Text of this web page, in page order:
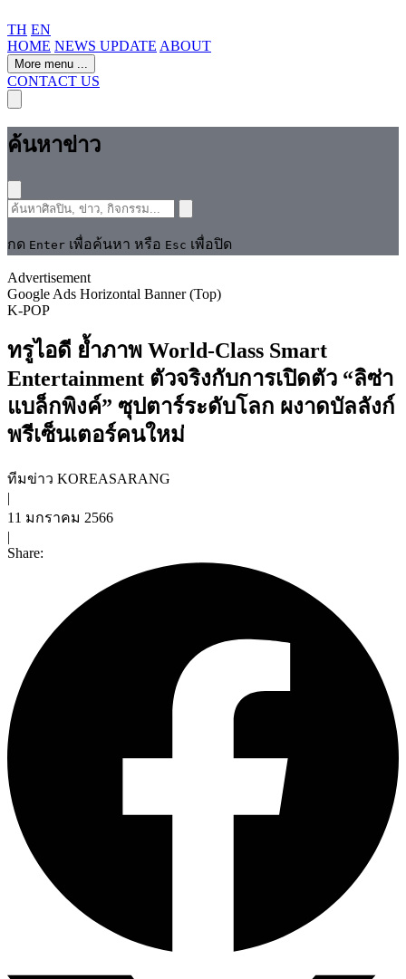
TH EN
HOME NEWS UPDATE ABOUT
More menu ...
CONTACT US
ค้นหาข่าว
กด Enter เพื่อค้นหา หรือ Esc เพื่อปิด
Advertisement
Google Ads Horizontal Banner (Top)
K-POP
ทรูไอดี ย้ำภาพ World-Class Smart
Entertainment ตัวจริงกับการเปิดตัว “ลิซ่า
แบล็กพิงค์” ซุปตาร์ระดับโลก ผงาดบัลลังก์
พรีเซ็นเตอร์คนใหม่
ทีมข่าว KOREASARANG
|
11 มกราคม 2566
|
Share: